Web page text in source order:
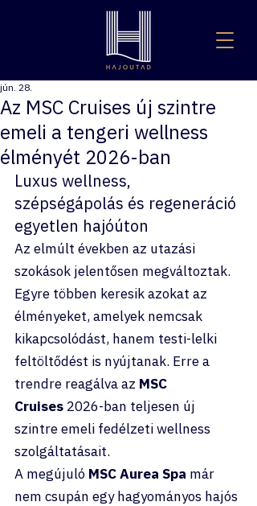
Az MSC Cruises új szintre
emeli a tengeri wellness
élményét 2026-ban
jún. 28.
Luxus wellness,
szépségápolás és regeneráció
egyetlen hajóúton
Az elmúlt években az utazási
szokások jelentősen megváltoztak.
Egyre többen keresik azokat az
élményeket, amelyek nemcsak
kikapcsolódást, hanem testi-lelki
feltöltődést is nyújtanak. Erre a
trendre reagálva az MSC
Cruises 2026-ban teljesen új
szintre emeli fedélzeti wellness
szolgáltatásait.
A megújuló MSC Aurea Spa már
nem csupán egy hagyományos hajós